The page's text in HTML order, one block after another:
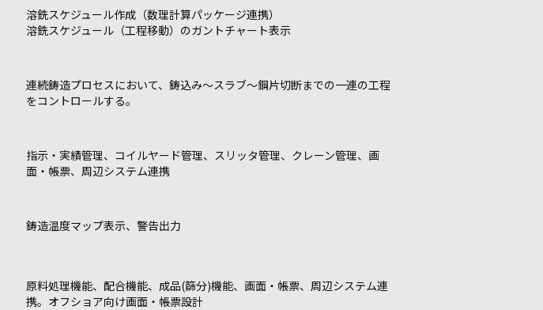
溶銑スケジュール作成（数理計算パッケージ連携）
溶銑スケジュール（工程移動）のガントチャート表示
連続鋳造プロセスにおいて、鋳込み～スラブ～鋼片切断までの一連の工程
をコントロールする。
指示・実績管理、コイルヤード管理、スリッタ管理、クレーン管理、画
面・帳票、周辺システム連携
鋳造温度マップ表示、警告出力
原料処理機能、配合機能、成品(篩分)機能、画面・帳票、周辺システム連
携。オフショア向け画面・帳票設計